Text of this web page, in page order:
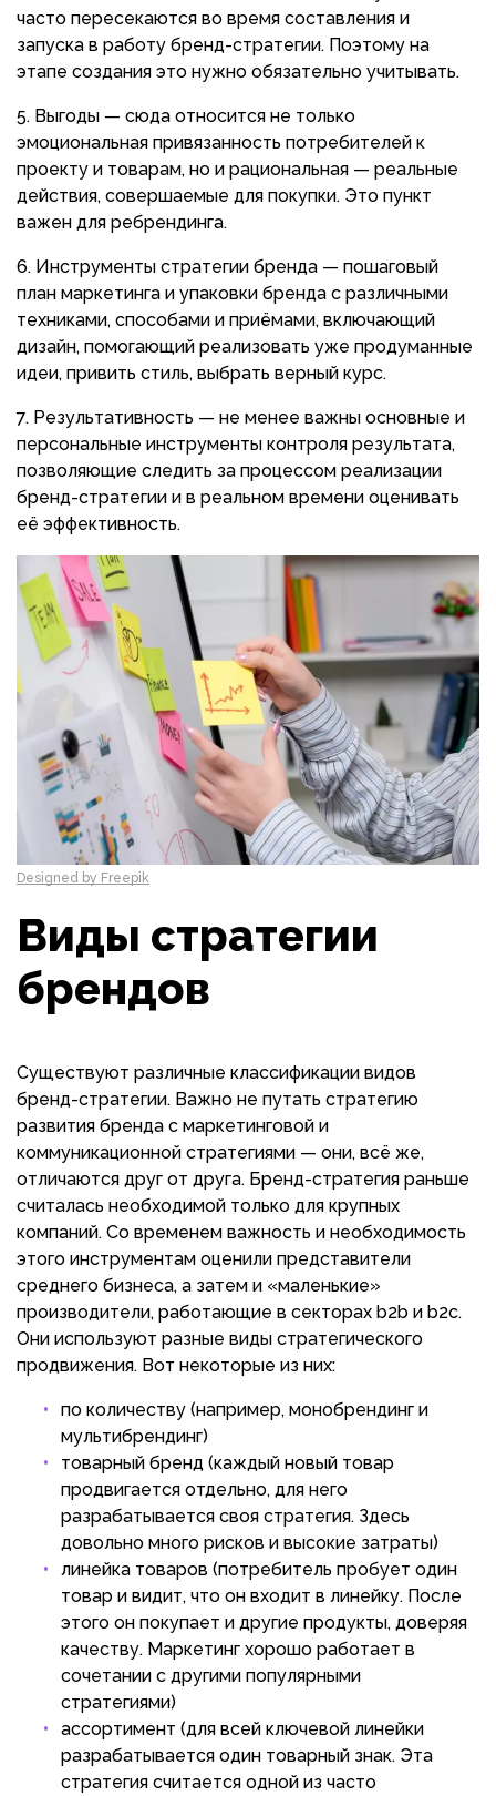
часто пересекаются во время составления и
запуска в работу бренд-стратегии. Поэтому на
этапе создания это нужно обязательно учитывать.
Выгоды — сюда относится не только
эмоциональная привязанность потребителей к
проекту и товарам, но и рациональная — реальные
действия, совершаемые для покупки. Это пункт
важен для ребрендинга.
Инструменты стратегии бренда — пошаговый
план маркетинга и упаковки бренда с различными
техниками, способами и приёмами, включающий
дизайн, помогающий реализовать уже продуманные
идеи, привить стиль, выбрать верный курс.
Результативность — не менее важны основные и
персональные инструменты контроля результата,
позволяющие следить за процессом реализации
бренд-стратегии и в реальном времени оценивать
её эффективность.
Designed by Freepik
Виды стратегии
брендов
Существуют различные классификации видов
бренд-стратегии. Важно не путать стратегию
развития бренда с маркетинговой и
коммуникационной стратегиями — они, всё же,
отличаются друг от друга. Бренд-стратегия раньше
считалась необходимой только для крупных
компаний. Со временем важность и необходимость
этого инструментам оценили представители
среднего бизнеса, а затем и «маленькие»
производители, работающие в секторах b2b и b2c.
Они используют разные виды стратегического
продвижения. Вот некоторые из них:
по количеству (например, монобрендинг и
мультибрендинг)
товарный бренд (каждый новый товар
продвигается отдельно, для него
разрабатывается своя стратегия. Здесь
довольно много рисков и высокие затраты)
линейка товаров (потребитель пробует один
товар и видит, что он входит в линейку. После
этого он покупает и другие продукты, доверяя
качеству. Маркетинг хорошо работает в
сочетании с другими популярными
стратегиями)
ассортимент (для всей ключевой линейки
разрабатывается один товарный знак. Эта
стратегия считается одной из часто